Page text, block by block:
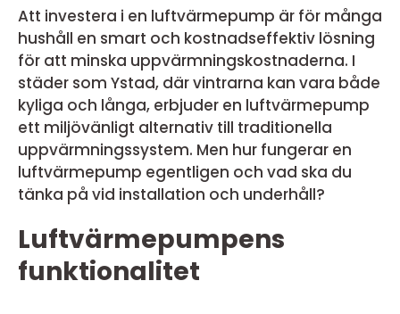
Att investera i en luftvärmepump är för många
hushåll en smart och kostnadseffektiv lösning
för att minska uppvärmningskostnaderna. I
städer som Ystad, där vintrarna kan vara både
kyliga och långa, erbjuder en luftvärmepump
ett miljövänligt alternativ till traditionella
uppvärmningssystem. Men hur fungerar en
luftvärmepump egentligen och vad ska du
tänka på vid installation och underhåll?
Luftvärmepumpens
funktionalitet